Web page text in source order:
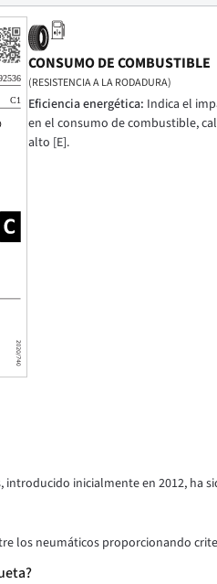
CONSUMO DE COMBUSTIBLE
(RESISTENCIA A LA RODADURA)
Eficiencia energética: Indica el
en el consumo de combustible,
alto [E].
inicialmente en 2012, ha
los neumáticos proporcionando